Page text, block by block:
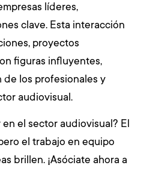
líderes,
clave. Esta interacción
proyectos
figuras influyentes,
los profesionales y
audiovisual.
el sector audiovisual? El
el trabajo en equipo
brillen. ¡Asóciate ahora a